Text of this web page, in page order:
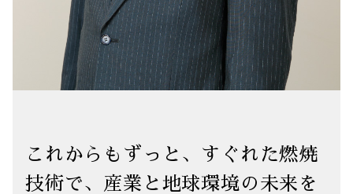
これからもずっと、すぐれた燃焼
技術で、
産業と地球環境の未来を